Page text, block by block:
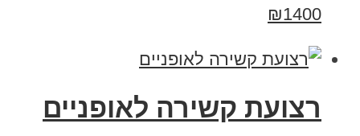
₪1400
רצועת קשירה לאופניים